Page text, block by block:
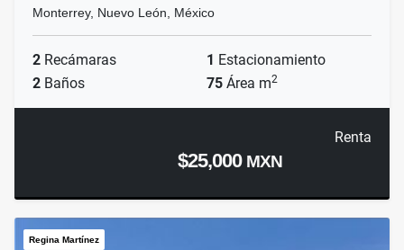
Monterrey, Nuevo León, México
2 Recámaras 1 Estacionamiento
2 Baños 75 Área m2
Renta
$25,000 MXN
Regina Martínez